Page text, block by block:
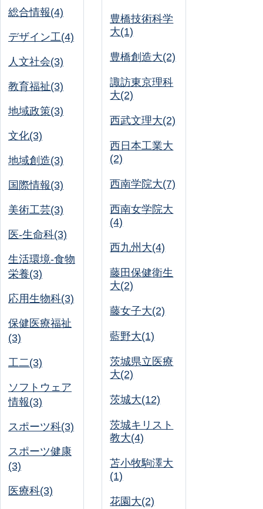
総合情報(4)
デザイン工(4)
人文社会(3)
教育福祉(3)
地域政策(3)
文化(3)
地域創造(3)
国際情報(3)
美術工芸(3)
医-生命科(3)
生活環境-食物
栄養(3)
応用生物科(3)
保健医療福祉
(3)
工二(3)
ソフトウェア
情報(3)
スポーツ科(3)
スポーツ健康
(3)
医療科(3)
豊橋技術科学
大(1)
豊橋創造大(2)
諏訪東京理科
大(2)
西武文理大(2)
西日本工業大
(2)
西南学院大(7)
西南女学院大
(4)
西九州大(4)
藤田保健衛生
大(2)
藤女子大(2)
藍野大(1)
茨城県立医療
大(2)
茨城大(12)
茨城キリスト
教大(4)
苫小牧駒澤大
(1)
花園大(2)